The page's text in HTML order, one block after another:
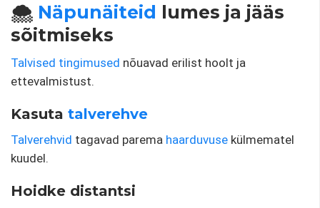
🌨️ Näpunäiteid lumes ja jääs
sõitmiseks
Talvised tingimused nõuavad erilist hoolt ja
ettevalmistust.
Kasuta talverehve
Talverehvid tagavad parema haarduvuse külmematel
kuudel.
Hoidke distantsi